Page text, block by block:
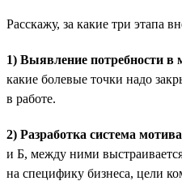
Расскажу, за какие три этапа
1) Выявление потребности в
какие болевые точки надо
в работе.
2) Разработка система
и Б, между ними
на специфику бизнеса, цели